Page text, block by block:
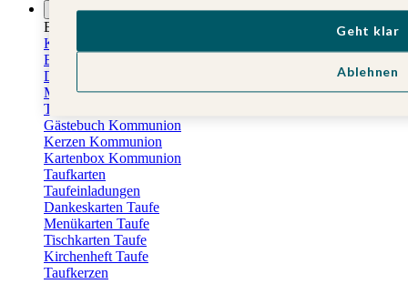
Anlässe
Eventplattform
Kommunionskarten
Einladungskarten Kommunion
Danksagung Kommunion
Menükarten Kommunion
Tischkarten Kommunion
Gästebuch Kommunion
Kerzen Kommunion
Kartenbox Kommunion
Taufkarten
Taufeinladungen
Dankeskarten Taufe
Menükarten Taufe
Tischkarten Taufe
Kirchenheft Taufe
Taufkerzen
Ablehnen
Geht klar